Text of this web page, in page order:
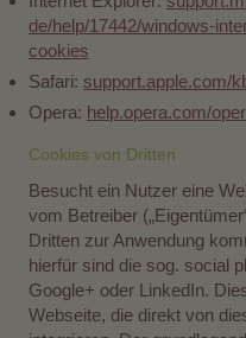
de/help/17442/windows-
cookies
Safari: support.apple.com/
Opera: help.opera.com/
Cookies von Dritten
Besucht ein Nutzer eine
vom Betreiber
Dritten zur Anwendung
hierfür sind die sog. social
Google+ oder LinkedIn.
Webseite, die direkt von